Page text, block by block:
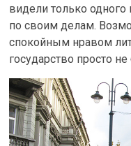
видели только
по своим делам.
спокойным нравом
государство просто